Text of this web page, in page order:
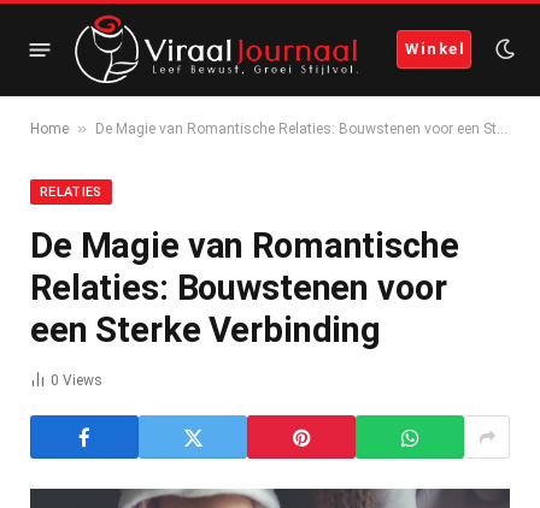
Winkel
Home » De Magie van Romantische Relaties: Bouwstenen voor een Sterke Verbinding
RELATIES
De Magie van Romantische
Relaties: Bouwstenen voor
een Sterke Verbinding
0 Views